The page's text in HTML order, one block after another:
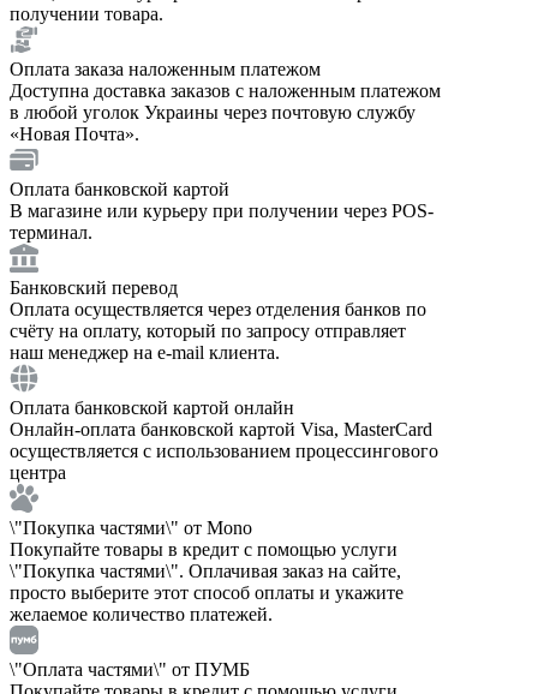
получении товара.
Оплата заказа наложенным платежом
Доступна доставка заказов с наложенным платежом
в любой уголок Украины через почтовую службу
«Новая Почта».
Оплата банковской картой
В магазине или курьеру при получении через POS-
терминал.
Банковский перевод
Оплата осуществляется через отделения банков по
счёту на оплату, который по запросу отправляет
наш менеджер на e-mail клиента.
Оплата банковской картой онлайн
Онлайн-оплата банковской картой Visa, MasterCard
осуществляется с использованием процессингового
центра
\"Покупка частями\" от Mono
Покупайте товары в кредит с помощью услуги
\"Покупка частями\". Оплачивая заказ на сайте,
просто выберите этот способ оплаты и укажите
желаемое количество платежей.
\"Оплата частями\" от ПУМБ